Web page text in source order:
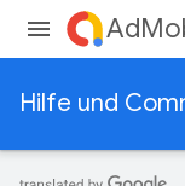
Hilfe und